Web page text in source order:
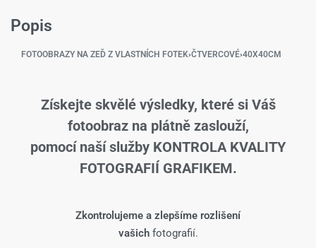
Popis
FOTOOBRAZY NA ZEĎ Z VLASTNÍCH FOTEK›ČTVERCOVÉ›40X40CM
Získejte skvělé výsledky, které si Váš
fotoobraz na plátně zaslouží,
pomocí naší služby KONTROLA KVALITY
FOTOGRAFIÍ GRAFIKEM.
Zkontrolujeme a zlepšíme rozlišení
vašich fotografií.